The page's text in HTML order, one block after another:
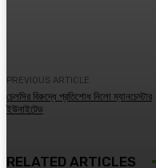
PREVIOUS ARTICLE
চেলসির বিরুদ্ধে প্রতিশোধ নিলো ম্যানচেস্টার
ইউনাইটেড
RELATED ARTICLES